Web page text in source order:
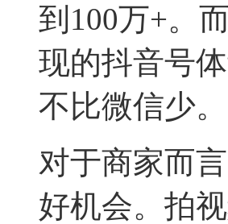
到100万+。
现的抖音号
不比微信少。
对于商家而
好机会。拍